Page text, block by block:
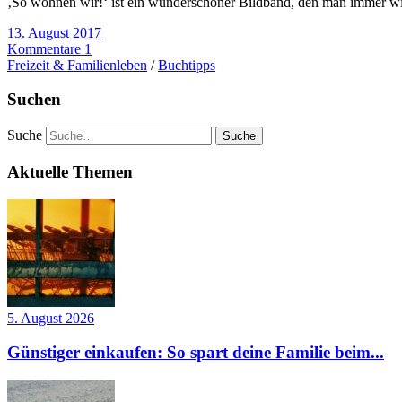
13. August 2017
Kommentare 1
Freizeit & Familienleben /Buchtipps
Suchen
Suche
Aktuelle Themen
5. August 2026
Günstiger einkaufen: So spart deine Familie beim...